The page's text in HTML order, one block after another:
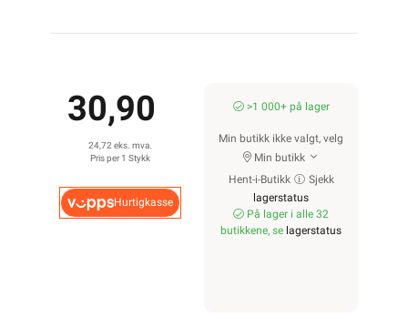
30,90
24,72 eks. mva.
Pris per 1 Stykk
Hurtigkasse
>1 000+ på lager
Min butikk ikke valgt, velg
Min butikk
Hent-i-Butikk
Sjekk
lagerstatus
På lager i alle 32
butikkene, se lagerstatus